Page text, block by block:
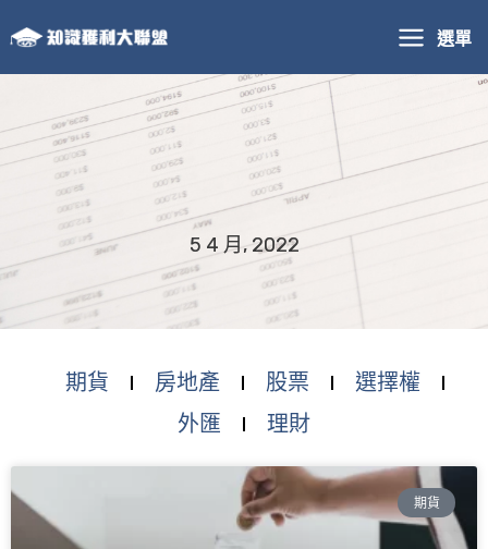
至
主
內
容
選單
5 4 月, 2022
期貨 房地產 股票
選擇權
外匯
理財
期貨
頁
面
頁
面